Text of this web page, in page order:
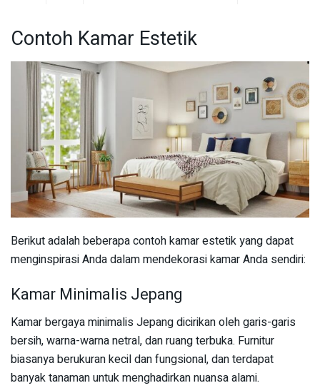
Contoh Kamar Estetik
Berikut adalah beberapa contoh kamar estetik yang dapat
menginspirasi Anda dalam mendekorasi kamar Anda sendiri:
Kamar Minimalis Jepang
Kamar bergaya minimalis Jepang dicirikan oleh garis-garis
bersih, warna-warna netral, dan ruang terbuka. Furnitur
biasanya berukuran kecil dan fungsional, dan terdapat
banyak tanaman untuk menghadirkan nuansa alami.